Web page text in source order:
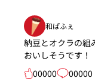
和ぱふぇ
納豆とオクラの組
おいしそうです！
00000
00000